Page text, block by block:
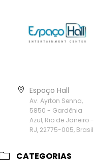
Espaço Hall
Av. Ayrton Senna,
5850 - Gardênia
Azul, Rio de Janeiro -
RJ, 22775-005, Brasil
CATEGORIAS